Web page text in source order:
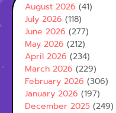
August 2026 (41)
July 2026 (118)
June 2026 (277)
May 2026 (212)
April 2026 (234)
March 2026 (229)
February 2026 (306)
January 2026 (197)
December 2025 (249)